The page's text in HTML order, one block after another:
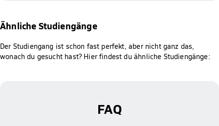
Ähnliche Studiengänge
Der Studiengang ist schon fast perfekt, aber nicht ganz das,
wonach du gesucht hast? Hier findest du ähnliche Studiengänge:
FAQ